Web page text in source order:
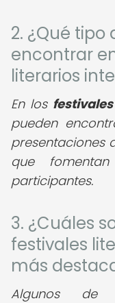
2. ¿Qué
encontrar
literarios
En los
pueden
presentaciones
que
participantes.
3. ¿Cuáles
festivales
más
Algunos